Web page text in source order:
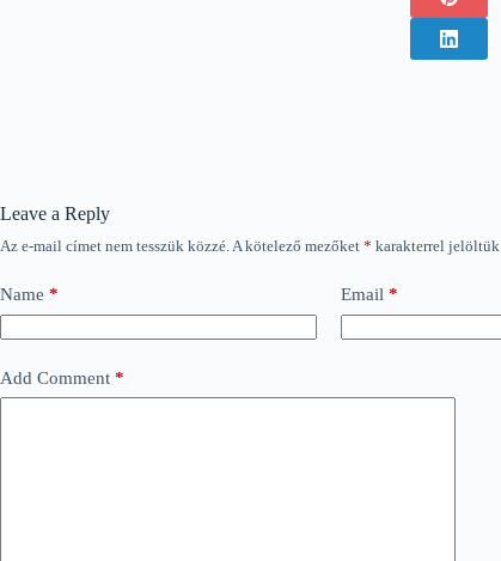
Leave a Reply
Az e-mail címet nem tesszük közzé.A kötelező mezőket * karakterrel jelöltük
Name * Email *
Add Comment *